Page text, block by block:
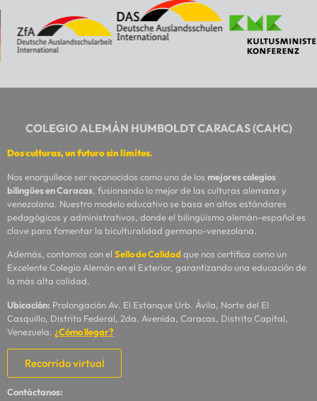
COLEGIO ALEMÁN HUMBOLDT CARACAS (CAHC)
Dos culturas, un futuro sin límites.
Nos enorgullece ser reconocidos como uno de los mejores colegios
bilingües en Caracas, fusionando lo mejor de las culturas alemana y
venezolana. Nuestro modelo educativo se basa en altos estándares
pedagógicos y administrativos, donde el bilingüismo alemán-español es
clave para fomentar la biculturalidad germano-venezolana.
Además, contamos con el Sello de Calidad que nos certifica como un
Excelente Colegio Alemán en el Exterior, garantizando una educación de
la más alta calidad.
Ubicación: Prolongación Av. El Estanque Urb. Ávila, Norte del El
Casquillo, Distrito Federal, 2da. Avenida, Caracas, Distrito Capital,
Venezuela. ¿Cómo llegar?
Recorrido virtual
Contáctanos: